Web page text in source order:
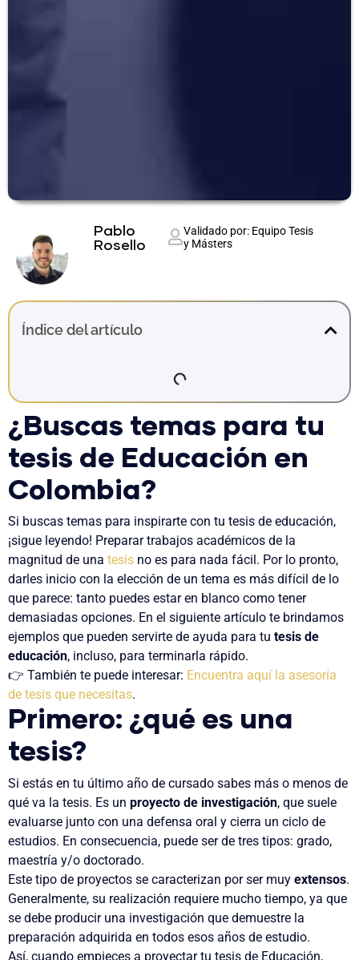
Pablo
Rosello
Validado por: Equipo Tesis
y Másters
Índice del artículo
¿Buscas temas para tu
tesis de Educación en
Colombia?
Si buscas temas para inspirarte con tu tesis de educación,
¡sigue leyendo! Preparar trabajos académicos de la
magnitud de una tesis no es para nada fácil. Por lo pronto,
darles inicio con la elección de un tema es más difícil de lo
que parece: tanto puedes estar en blanco como tener
demasiadas opciones. En el siguiente artículo te brindamos
ejemplos que pueden servirte de ayuda para tu tesis de
educación, incluso, para terminarla rápido.
👉 También te puede interesar: Encuentra aquí la asesoría
de tesis que necesitas.
Primero: ¿qué es una
tesis?
Si estás en tu último año de cursado sabes más o menos de
qué va la tesis. Es un proyecto de investigación, que suele
evaluarse junto con una defensa oral y cierra un ciclo de
estudios. En consecuencia, puede ser de tres tipos: grado,
maestría y/o doctorado.
Este tipo de proyectos se caracterizan por ser muy extensos.
Generalmente, su realización requiere mucho tiempo, ya que
se debe producir una investigación que demuestre la
preparación adquirida en todos esos años de estudio.
Así, cuando empieces a proyectar tu tesis de Educación,